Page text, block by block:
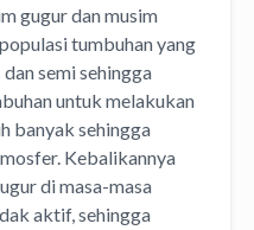
gugur dan musim
tumbuhan yang
semi sehingga
untuk melakukan
banyak sehingga
Kebalikannya
di masa-masa
aktif, sehingga